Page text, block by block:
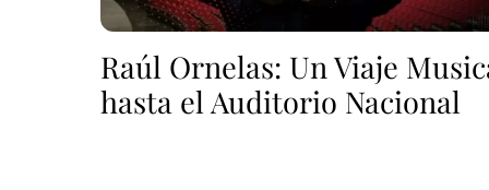
Raúl Ornelas: Un Viaje
hasta el Auditorio Nacional